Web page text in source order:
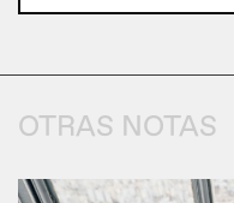
OTRAS NOTAS